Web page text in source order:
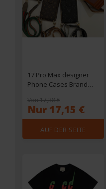
17 Pro Max designer
Phone Cases Brand
iPhone Case for 16 Pro
Max 18 15/14/13/12 |
Card Holder & Lanyard
| with 15 Plus/16 Plus |
Handbag - Style Cover
Von 17,38 €
Nur 17,15 €
AUF DER SEITE